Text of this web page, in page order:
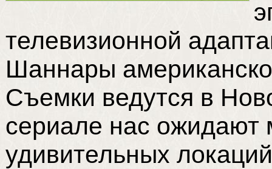
телевизионной
Шаннары
Съемки ведутся в
сериале нас ожидают
удивительных